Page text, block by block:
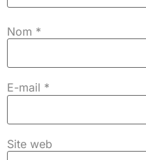
Nom *
E-mail *
Site web